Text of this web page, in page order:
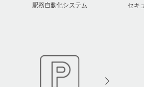
駅務自動化システム セキ